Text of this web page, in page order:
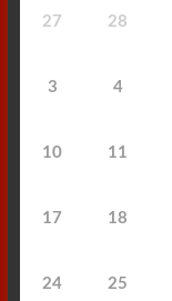
27 28
3 4
10 11
17 18
24 25